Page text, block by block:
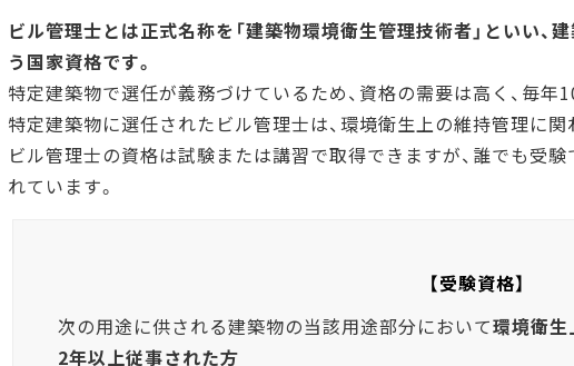
ビル管理士とは正式名称を「建築物環境衛生管理技術者」といい
う国家資格です。
特定建築物で選任が義務づけているため、資格の需要は高く、毎
特定建築物に選任されたビル管理士は、環境衛生上の維持管理に
ビル管理士の資格は試験または講習で取得できますが、誰でも受
れています。
【受験資格】
次の用途に供される建築物の当該用途部分において環境衛
2年以上従事された方